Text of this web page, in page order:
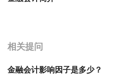
相关提问
金融会计影响因子是多少？